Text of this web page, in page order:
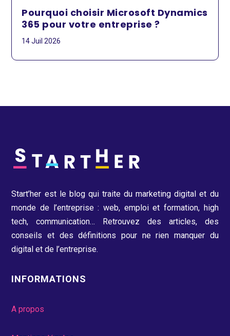
Pourquoi choisir Microsoft Dynamics
365 pour votre entreprise ?
14 Juil 2026
Start’her est le blog qui traite du marketing digital et du
monde de l’entreprise : web, emploi et formation, high
tech, communication… Retrouvez des articles, des
conseils et des définitions pour ne rien manquer du
digital et de l’entreprise.
INFORMATIONS
A propos